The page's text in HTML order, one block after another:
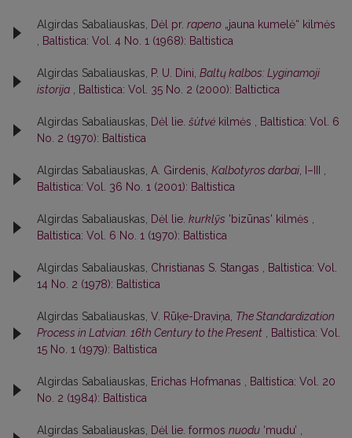
Algirdas Sabaliauskas, Dėl pr. rapeno „jauna kumelė“ kilmės
Baltistica: Vol. 4 No. 1 (1968): Baltistica
Algirdas Sabaliauskas, P. U. Dini, Baltų kalbos: Lyginamoji
istorija
Baltistica: Vol. 35 No. 2 (2000): Baltictica
Algirdas Sabaliauskas, Dėl lie. šùtvė kilmės
Baltistica: Vol. 6
No. 2 (1970): Baltistica
Algirdas Sabaliauskas, A. Girdenis, Kalbotyros darbai , I–III
Baltistica: Vol. 36 No. 1 (2001): Baltistica
Algirdas Sabaliauskas, Dėl lie. kurklỹs 'bizūnas' kilmės
Baltistica: Vol. 6 No. 1 (1970): Baltistica
Algirdas Sabaliauskas, Christianas S. Stangas
Baltistica: Vol.
14 No. 2 (1978): Baltistica
Algirdas Sabaliauskas, V. Rūķe-Draviņa, The Standardization
Process in Latvian. 16th Century to the Present
Baltistica: Vol.
15 No. 1 (1979): Baltistica
Algirdas Sabaliauskas, Erichas Hofmanas
Baltistica: Vol. 20
No. 2 (1984): Baltistica
Algirdas Sabaliauskas, Dėl lie. formos nuodu ‘mudu’